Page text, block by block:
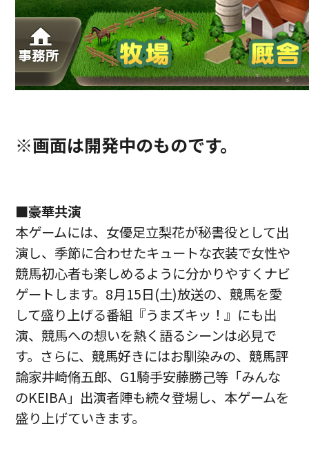
※画面は開発中のものです。
■豪華共演
本ゲームには、女優足立梨花が秘書役として出
演し、季節に合わせたキュートな衣装で女性や
競馬初心者も楽しめるように分かりやすくナビ
ゲートします。8月15日(土)放送の、競馬を愛
して盛り上げる番組『うまズキッ！』にも出
演、競馬への想いを熱く語るシーンは必見で
す。さらに、競馬好きにはお馴染みの、競馬評
論家井崎脩五郎、G1騎手安藤勝己等「みんな
のKEIBA」出演者陣も続々登場し、本ゲームを
盛り上げていきます。